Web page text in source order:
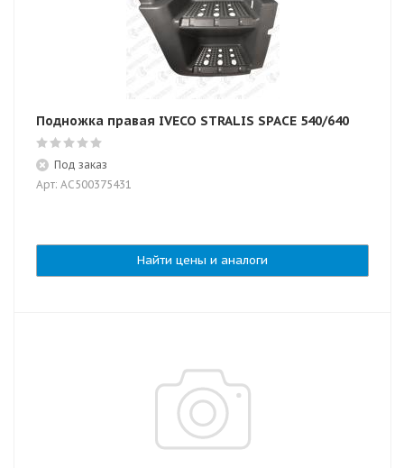
Подножка правая IVECO STRALIS SPACE 540/640
Под заказ
Арт: AC500375431
Найти цены и аналоги